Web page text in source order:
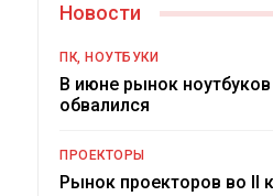
Новости
ПК, НОУТБУКИ
В июне рынок
обвалился
ПРОЕКТОРЫ
Рынок проекторов во II